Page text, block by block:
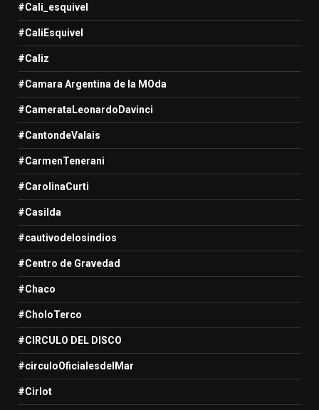
#Cali_esquivel
#CaliEsquivel
#Caliz
#Camara Argentina de la MOda
#CamerataLeonardoDavinci
#CantondeValais
#CarmenTenerani
#CarolinaCurti
#Casilda
#cautivodelosindios
#Centro de Gravedad
#Chaco
#CholoTerco
#CIRCULO DEL DISCO
#circuloOficialesdelMar
#Cirlot